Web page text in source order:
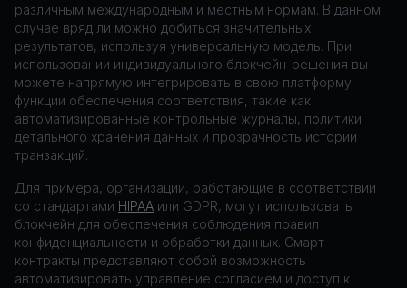
различным международным и местным нормам. В данном
случае вряд ли можно добиться значительных
результатов, используя универсальную модель. При
использовании индивидуального блокчейн-решения вы
можете напрямую интегрировать в свою платформу
функции обеспечения соответствия, такие как
автоматизированные контрольные журналы, политики
детального хранения данных и прозрачность истории
транзакций.
Для примера, организации, работающие в соответствии
со стандартами HIPAA или GDPR, могут использовать
блокчейн для обеспечения соблюдения правил
конфиденциальности и обработки данных. Смарт-
контракты представляют собой возможность
автоматизировать управление согласием и доступ к